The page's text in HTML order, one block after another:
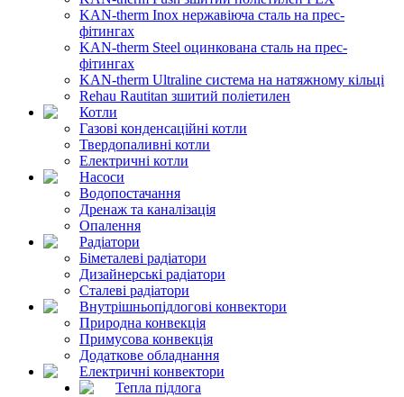
KAN-therm Inox нержавіюча сталь на прес-
фітингах
KAN-therm Steel оцинкована сталь на прес-
фітингах
KAN-therm Ultraline система на натяжному кільці
Rehau Rautitan зшитий поліетилен
Котли
Газові конденсаційні котли
Твердопаливні котли
Електричні котли
Насоси
Водопостачання
Дренаж та каналізація
Опалення
Радіатори
Біметалеві радіатори
Дизайнерські радіатори
Сталеві радіатори
Внутрішньопідлогові конвектори
Природна конвекція
Примусова конвекція
Додаткове обладнання
Електричні конвектори
Тепла підлога